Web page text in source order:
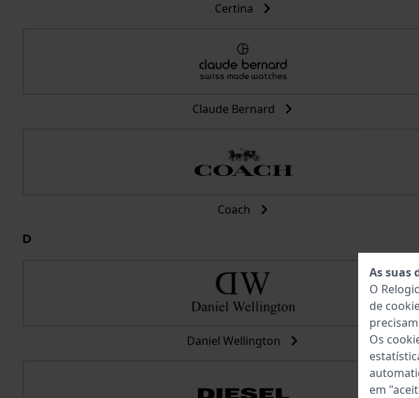
Certina
Claude Bernard
Coach
D
Daniel Wellington
As suas
O
de
Os
em